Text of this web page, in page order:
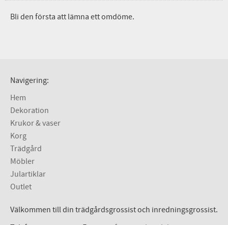
Bli den första att lämna ett omdöme.
Navigering:
Hem
Dekoration
Krukor & vaser
Korg
Trädgård
Möbler
Julartiklar
Outlet
Välkommen till din trädgårdsgrossist och inredningsgrossist.